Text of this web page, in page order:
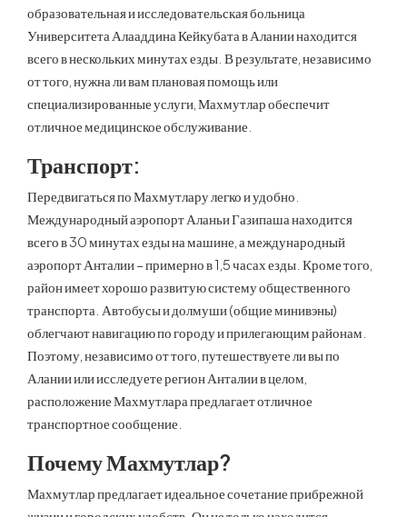
образовательная и исследовательская больница
Университета Алааддина Кейкубата в Алании находится
всего в нескольких минутах езды. В результате, независимо
от того, нужна ли вам плановая помощь или
специализированные услуги, Махмутлар обеспечит
отличное медицинское обслуживание.
Транспорт:
Передвигаться по Махмутлару легко и удобно.
Международный аэропорт Аланьи Газипаша находится
всего в 30 минутах езды на машине, а международный
аэропорт Анталии – примерно в 1,5 часах езды. Кроме того,
район имеет хорошо развитую систему общественного
транспорта. Автобусы и долмуши (общие минивэны)
облегчают навигацию по городу и прилегающим районам.
Поэтому, независимо от того, путешествуете ли вы по
Алании или исследуете регион Анталии в целом,
расположение Махмутлара предлагает отличное
транспортное сообщение.
Почему Махмутлар?
Махмутлар предлагает идеальное сочетание прибрежной